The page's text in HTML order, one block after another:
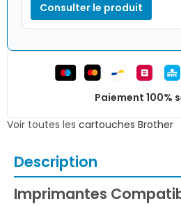
Consulter le produit
Paiement 100%
Voir toutes les cartouches Brother
Description
Imprimantes